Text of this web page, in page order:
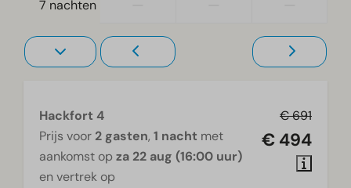
7 nachten
€ 691
€ 494
Hackfort 4
Prijs voor 2 gasten, 1 nacht met
aankomst op za 22 aug (16:00 uur)
en vertrek op